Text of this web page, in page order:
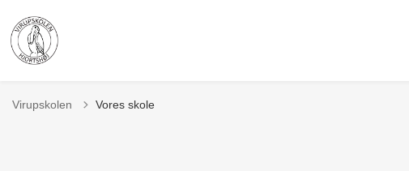
Virupskolen Vores skole